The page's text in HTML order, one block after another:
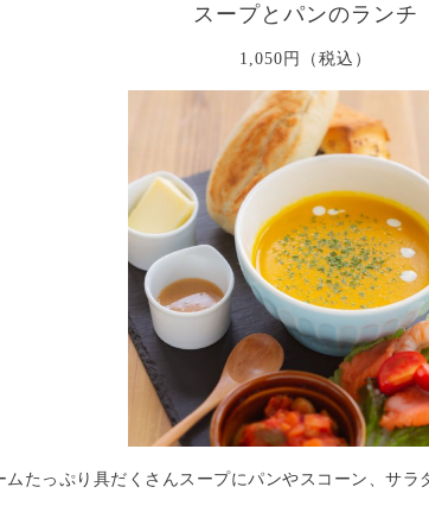
スープとパンのランチ
1,050円（税込）
ムたっぷり具だくさんスープにパンやスコーン、サラ